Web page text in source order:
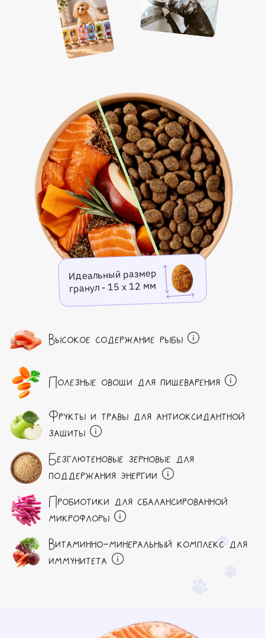
Идеальный размер
гранул - 15 х 12 мм
Высокое содержание рыбы
Полезные овощи для пищеварения
Фрукты и травы для антиоксидантной
защиты
Безглютеновые зерновые для
поддержания энергии
Пробиотики для сбалансированной
микрофлоры
Витаминно-минеральный комплекс для
иммунитета